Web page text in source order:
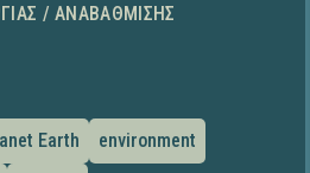
/ ΑΝΑΒΆΘΜΙΣΗΣ
Earth
environment